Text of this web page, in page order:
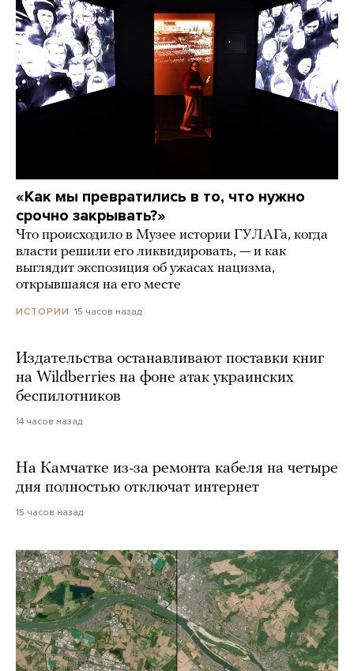
«Как мы превратились в то, что нужно
срочно закрывать?»
Что происходило в Музее истории ГУЛАГа, когда
власти решили его ликвидировать, — и как
выглядит экспозиция об ужасах нацизма,
открывшаяся на его месте
ИСТОРИИ 15 часов назад
Издательства останавливают поставки книг
на Wildberries на фоне атак украинских
беспилотников
14 часов назад
На Камчатке из-за ремонта кабеля на четыре
дня полностью отключат интернет
15 часов назад